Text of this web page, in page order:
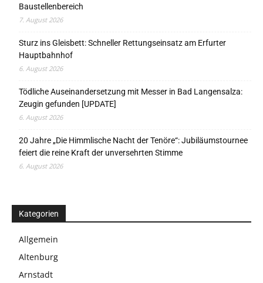
Baustellenbereich
7. August 2026
Sturz ins Gleisbett: Schneller Rettungseinsatz am Erfurter
Hauptbahnhof
6. August 2026
Tödliche Auseinandersetzung mit Messer in Bad Langensalza:
Zeugin gefunden [UPDATE]
6. August 2026
20 Jahre „Die Himmlische Nacht der Tenöre“: Jubiläumstournee
feiert die reine Kraft der unversehrten Stimme
6. August 2026
Kategorien
Allgemein
Altenburg
Arnstadt